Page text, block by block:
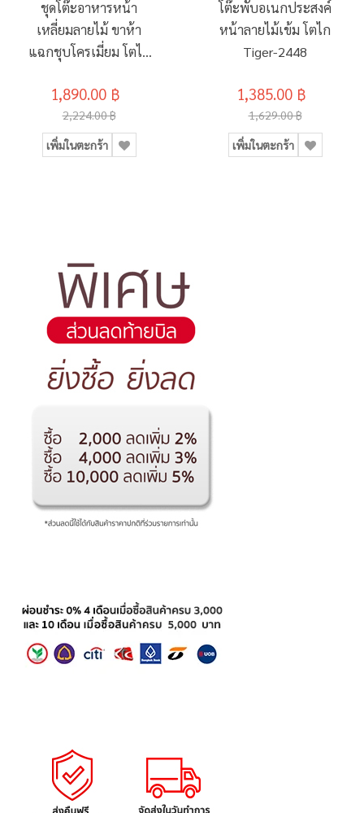
ชุดโต๊ะอาหารหน้า
เหลี่ยมลายไม้ ขาห้า
แฉกชุบโครเมี่ยม โตไก
1,890.00 ฿
2,224.00 ฿
เพิ่มในตะกร้า
โต๊ะพับอเนกประสงค์
หน้าลายไม้เข้ม โตไก
Tiger-2448
1,385.00 ฿
1,629.00 ฿
เพิ่มในตะกร้า